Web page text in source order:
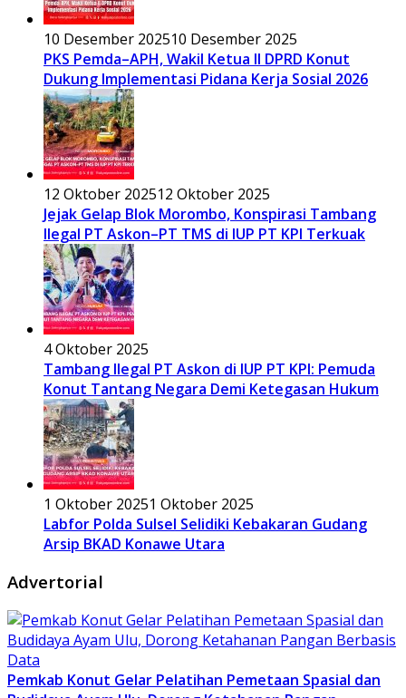
10 Desember 202510 Desember 2025
PKS Pemda–APH, Wakil Ketua II DPRD Konut
Dukung Implementasi Pidana Kerja Sosial 2026
12 Oktober 202512 Oktober 2025
Jejak Gelap Blok Morombo, Konspirasi Tambang
Ilegal PT Askon–PT TMS di IUP PT KPI Terkuak
4 Oktober 2025
Tambang Ilegal PT Askon di IUP PT KPI: Pemuda
Konut Tantang Negara Demi Ketegasan Hukum
1 Oktober 20251 Oktober 2025
Labfor Polda Sulsel Selidiki Kebakaran Gudang
Arsip BKAD Konawe Utara
Advertorial
Pemkab Konut Gelar Pelatihan Pemetaan Spasial dan